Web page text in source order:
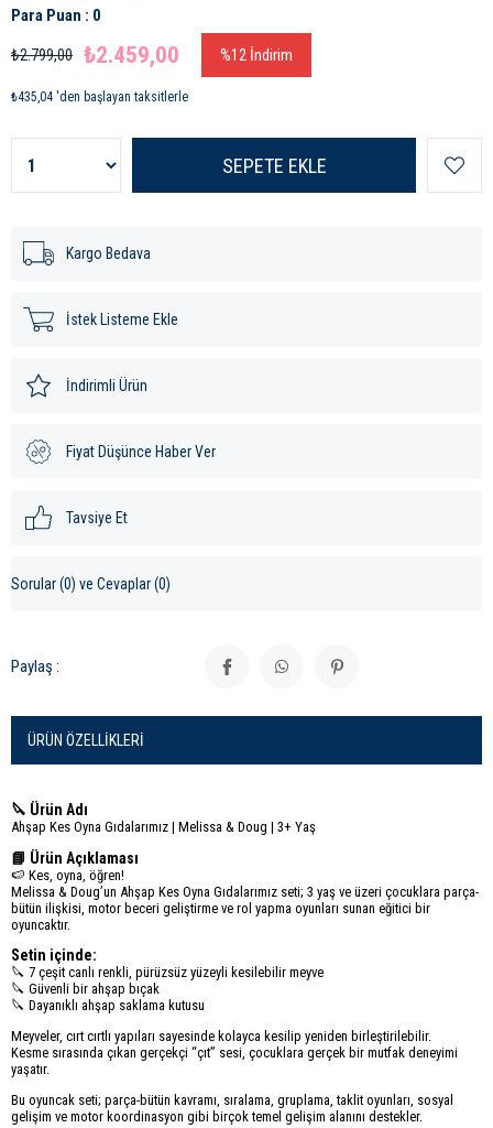
Para Puan : 0
₺2.799,00 ₺2.459,00 %12 İndirim
₺435,04 'den başlayan taksitlerle
Kargo Bedava
İstek Listeme Ekle
İndirimli Ürün
Fiyat Düşünce Haber Ver
Tavsiye Et
Sorular (0) ve Cevaplar (0)
Paylaş :
ÜRÜN ÖZELLIKLERI
🔪 Ürün Adı
Ahşap Kes Oyna Gıdalarımız | Melissa & Doug | 3+ Yaş
📘 Ürün Açıklaması
🍉 Kes, oyna, öğren!
Melissa & Doug’un Ahşap Kes Oyna Gıdalarımız seti; 3 yaş ve üzeri çocuklara parça-
bütün ilişkisi, motor beceri geliştirme ve rol yapma oyunları sunan eğitici bir
oyuncaktır.
Setin içinde:
🔪 7 çeşit canlı renkli, pürüzsüz yüzeyli kesilebilir meyve
🔪 Güvenli bir ahşap bıçak
🔪 Dayanıklı ahşap saklama kutusu
Meyveler, cırt cırtlı yapıları sayesinde kolayca kesilip yeniden birleştirilebilir.
Kesme sırasında çıkan gerçekçi “çıt” sesi, çocuklara gerçek bir mutfak deneyimi
yaşatır.
Bu oyuncak seti; parça-bütün kavramı, sıralama, gruplama, taklit oyunları, sosyal
gelişim ve motor koordinasyon gibi birçok temel gelişim alanını destekler.